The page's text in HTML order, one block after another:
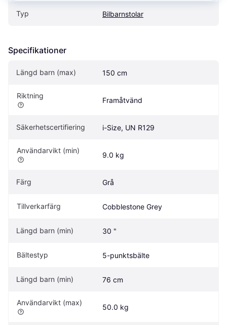
Typ Bilbarnstolar
Specifikationer
Längd barn (max) 150 cm
Riktning
Framåtvänd
Säkerhetscertifiering i-Size, UN R129
Användarvikt (min)
9.0 kg
Färg Grå
Tillverkarfärg Cobblestone Grey
Längd barn (min) 30 "
Bältestyp 5-punktsbälte
Längd barn (min) 76 cm
Användarvikt (max)
50.0 kg